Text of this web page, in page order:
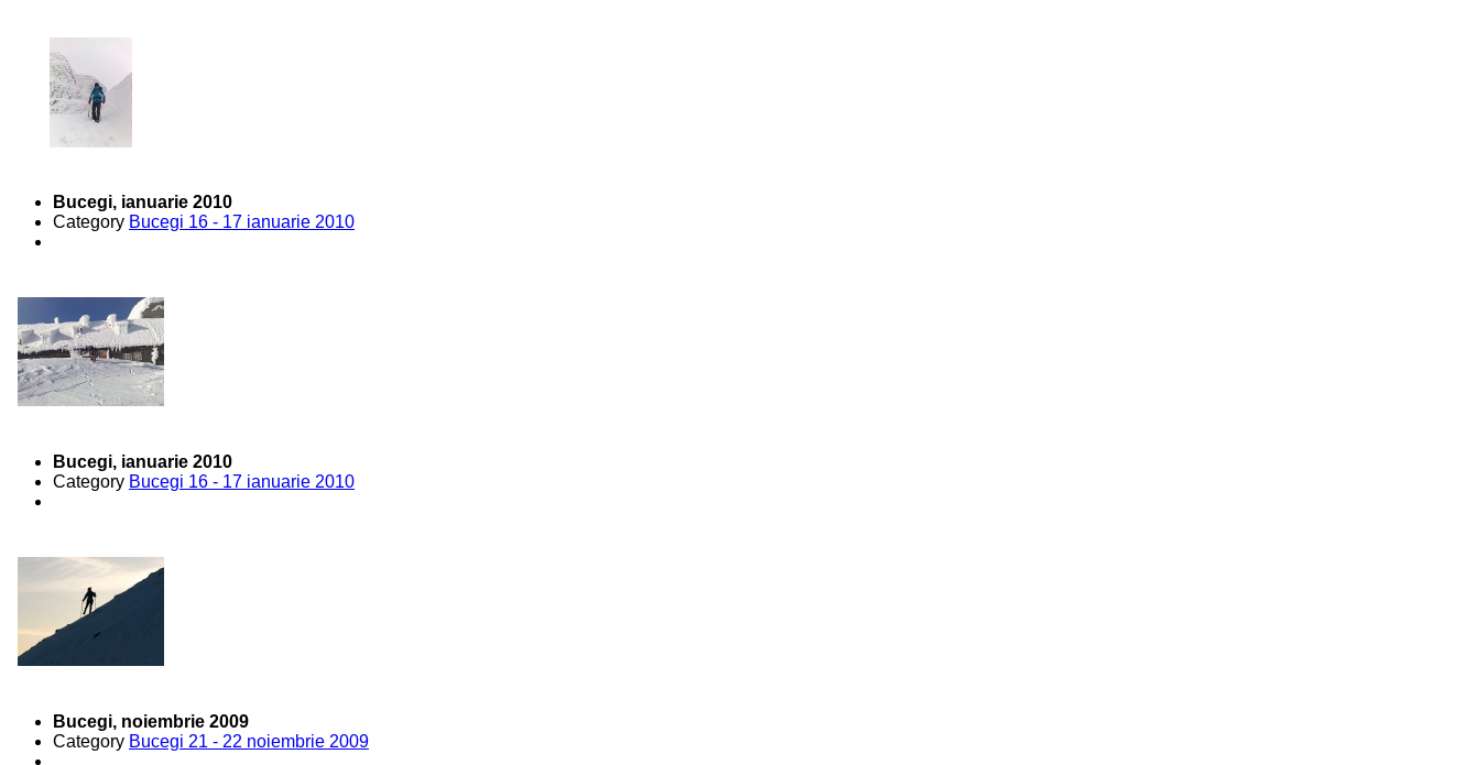
Bucegi, ianuarie 2010
Category Bucegi 16 - 17 ianuarie 2010
Bucegi, ianuarie 2010
Category Bucegi 16 - 17 ianuarie 2010
Bucegi, noiembrie 2009
Category Bucegi 21 - 22 noiembrie 2009